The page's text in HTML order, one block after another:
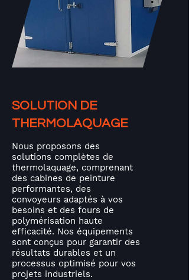
SOLUTION DE
THERMOLAQUAGE
Nous proposons des
solutions complètes de
thermolaquage, comprenant
des cabines de peinture
performantes, des
convoyeurs adaptés à vos
besoins et des fours de
polymérisation haute
efficacité. Nos équipements
sont conçus pour garantir des
résultats durables et un
processus optimisé pour vos
projets industriels.